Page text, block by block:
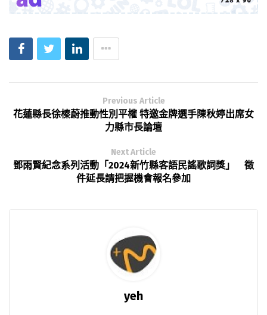
Previous Article
花蓮縣長徐榛蔚推動性別平權 特邀金牌選手陳秋婷出席女
力縣市長論壇
Next Article
鄧雨賢紀念系列活動「2024新竹縣客語民謠歌詞獎」 徵
件延長請把握機會報名參加
yeh